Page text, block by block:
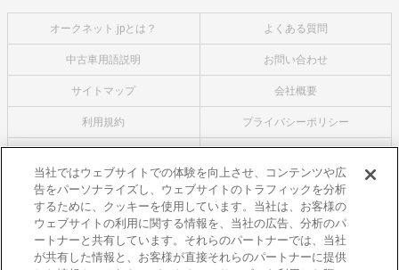
オークネット.jpとは？ よくある質問
中古車用語説明 お問い合わせ
サイトマップ 会社概要
利用規約 プライバシーポリシー
オークネットのその他のサービス
バイク関連サービス
中古バイクを探すならバイクの窓口
レンタルバイクに乗るならモトオークレンタルバイク
当社ではウェブサイトでの体験を向上させ、コンテンツや広
告をパーソナライズし、ウェブサイトのトラフィックを分析
するために、クッキーを使用しています。当社は、お客様の
ウェブサイトの利用に関する情報を、当社の広告、分析のパ
ートナーと共有しています。それらのパートナーでは、当社
が共有した情報と、お客様が直接それらのパートナーに提供